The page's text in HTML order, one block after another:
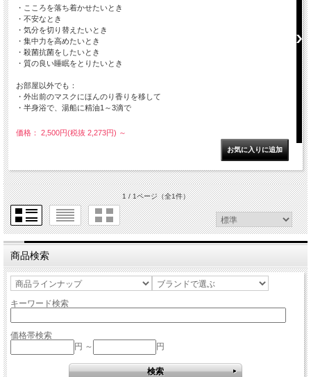
・こころを落ち着かせたいとき
・不安なとき
・気分を切り替えたいとき
・集中力を高めたいとき
・殺菌抗菌をしたいとき
・質の良い睡眠をとりたいとき
お部屋以外でも：
・外出前のマスクにほんのり香りを移して
・半身浴で、湯船に精油1～3滴で
価格： 2,500円(税抜 2,273円) ～
1 / 1ページ（全1件）
商品検索
キーワード検索
価格帯検索
円 ～
円